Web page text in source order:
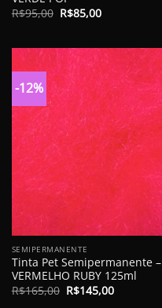
R$95,00 O
preço
R$95,00.
R$85,00O
preço
R$85,00.
-12%
SEMIPERMANENTE
Tinta Pet Semipermanente –
VERMELHO RUBY 125ml
R$165,00 O
preço
R$145,00O
preço